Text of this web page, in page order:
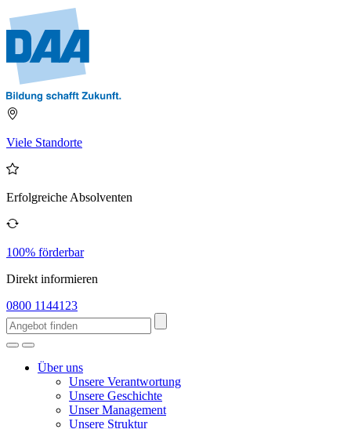
Viele Standorte
Erfolgreiche Absolventen
100% förderbar
Direkt informieren
0800 1144123
Über uns
Unsere Verantwortung
Unsere Geschichte
Unser Management
Unsere Struktur